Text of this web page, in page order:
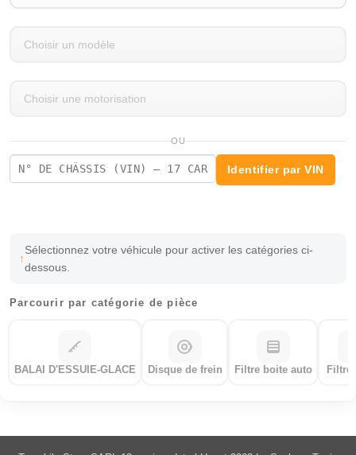
OU
Identifier par VIN
Sélectionnez votre véhicule pour activer les catégories ci-
dessous.
Parcourir par catégorie de pièce
BALAI D'ESSUIE-GLACE Disque de frein Filtre boite auto